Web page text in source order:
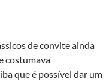
de convite ainda
costumava
que é possível dar um